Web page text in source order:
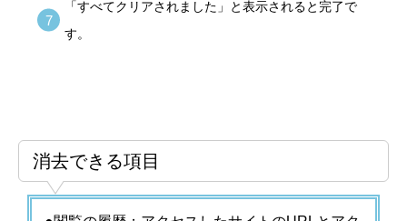
「すべてクリアされました」と表示されると完了で
す。
消去できる項目